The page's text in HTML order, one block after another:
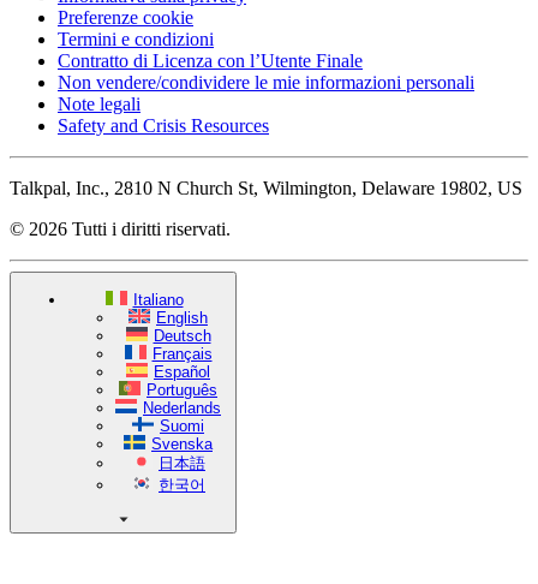
Preferenze cookie
Termini e condizioni
Contratto di Licenza con l’Utente Finale
Non vendere/condividere le mie informazioni personali
Note legali
Safety and Crisis Resources
Talkpal, Inc., 2810 N Church St, Wilmington, Delaware 19802, US
© 2026 Tutti i diritti riservati.
Italiano
English
Deutsch
Français
Español
Português
Nederlands
Suomi
Svenska
日本語
한국어